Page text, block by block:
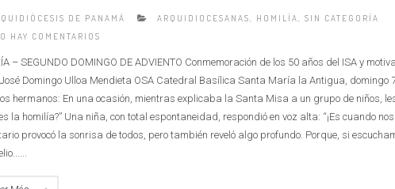
DE PANAMÁ ARQUIDIOCESANAS, HOMILÍA, SIN CATEGORÍA
HAY COMENTARIOS
– SEGUNDO DOMINGO DE ADVIENTO Conmemoración de los 50 años del ISA y
Domingo Ulloa Mendieta OSA Catedral Basílica Santa María la Antigua, domingo
hermanos: En una ocasión, mientras explicaba la Santa Misa a un grupo de niños,
la homilía?” Una niña, con total espontaneidad, respondió en voz alta: “¡Es cuando
provocó la sonrisa de todos, pero también reveló algo profundo. Porque, si